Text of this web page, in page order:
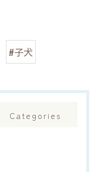
#子犬
Categories